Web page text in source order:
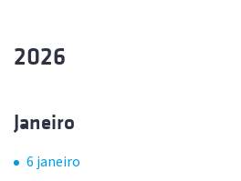
2026
Janeiro
6 janeiro